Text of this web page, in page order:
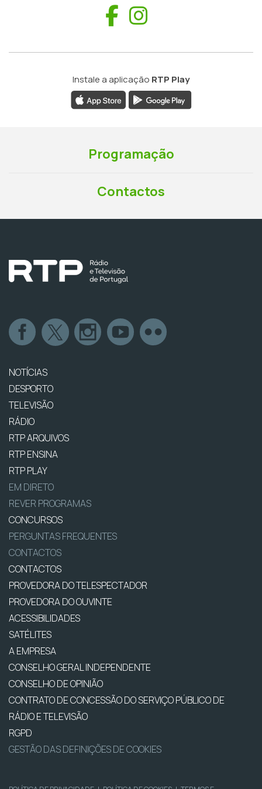
Facebook
Instale a aplicação RTP Play
Programação
Contactos
NOTÍCIAS
DESPORTO
TELEVISÃO
RÁDIO
RTP ARQUIVOS
RTP ENSINA
RTP PLAY
EM DIRETO
REVER PROGRAMAS
CONCURSOS
PERGUNTAS FREQUENTES
CONTACTOS
CONTACTOS
PROVEDORA DO TELESPECTADOR
PROVEDORA DO OUVINTE
ACESSIBILIDADES
SATÉLITES
A EMPRESA
CONSELHO GERAL INDEPENDENTE
CONSELHO DE OPINIÃO
CONTRATO DE CONCESSÃO DO SERVIÇO PÚBLICO DE
RÁDIO E TELEVISÃO
RGPD
GESTÃO DAS DEFINIÇÕES DE COOKIES